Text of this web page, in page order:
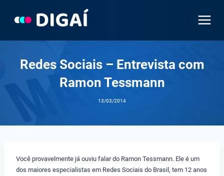
Redes Sociais – Entrevista com
Ramon Tessmann
13/03/2014
Você provavelmente já ouviu falar do Ramon Tessmann. Ele é um
dos maiores especialistas em Redes Sociais do Brasil, tem 12 anos